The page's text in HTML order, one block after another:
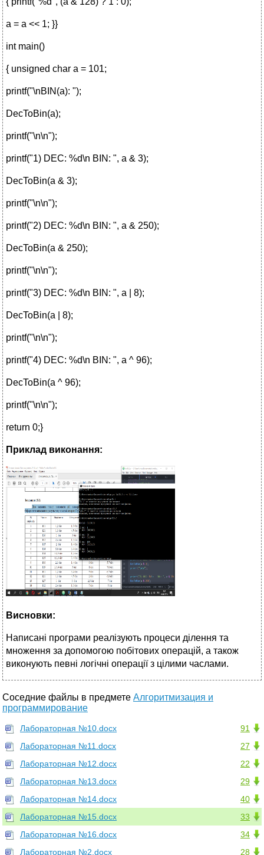
a = a << 1; }}
int main()
{ unsigned char a = 101;
printf("\nBIN(a): ");
DecToBin(a);
printf("\n\n");
printf("1) DEC: %d\n BIN: ", a & 3);
DecToBin(a & 3);
printf("\n\n");
printf("2) DEC: %d\n BIN: ", a & 250);
DecToBin(a & 250);
printf("\n\n");
printf("3) DEC: %d\n BIN: ", a | 8);
DecToBin(a | 8);
printf("\n\n");
printf("4) DEC: %d\n BIN: ", a ^ 96);
DecToBin(a ^ 96);
printf("\n\n");
return 0;}
Приклад виконання:
Висновки:
Написані програми реалізують процеси ділення та
множення за допомогою побітових операцій, а також
виконують певні логічні операції з цілими часлами.
Соседние файлы в предмете Алгоритмизация и
программирование
91
Лабораторная №10.docx
27
Лабораторная №11.docx
22
Лабораторная №12.docx
29
Лабораторная №13.docx
40
Лабораторная №14.docx
33
Лабораторная №15.docx
34
Лабораторная №16.docx
28
Лабораторная №2.docx